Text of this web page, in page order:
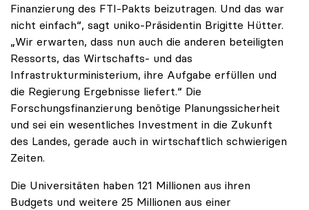
Finanzierung des FTI-Pakts beizutragen. Und das war
nicht einfach“, sagt uniko-Präsidentin Brigitte Hütter.
„Wir erwarten, dass nun auch die anderen beteiligten
Ressorts, das Wirtschafts- und das
Infrastrukturministerium, ihre Aufgabe erfüllen und
die Regierung Ergebnisse liefert.“ Die
Forschungsfinanzierung benötige Planungssicherheit
und sei ein wesentliches Investment in die Zukunft
des Landes, gerade auch in wirtschaftlich schwierigen
Zeiten.
Die Universitäten haben 121 Millionen aus ihren
Budgets und weitere 25 Millionen aus einer